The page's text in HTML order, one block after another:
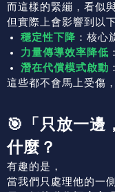
而這樣的緊繃，看似
但實際上會影響到以
穩定性下降 ：核心
力量傳導效率降低
潛在代償模式啟動
這些都不會馬上受傷
🎯「只放一邊
什麼？
有趣的是，
當我們只處理他的一